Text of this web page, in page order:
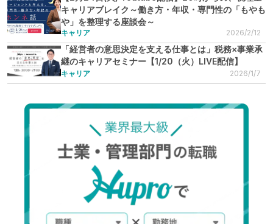
キャリアブレイク～働き方・年収・専門性の「もやも
や」を整理する座談会～
キャリア 2026/2/12
「経営者の意思決定を支える仕事とは」税務×事業承
継のキャリアセミナー【1/20（火）LIVE配信】
キャリア 2026/1/7